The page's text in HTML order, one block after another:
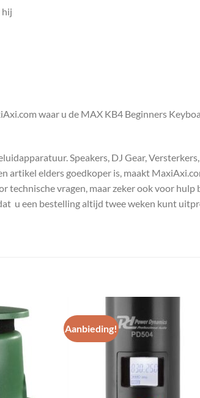
hij
waar u de MAX KB4 Beginners
Speakers, DJ Gear,
artikel elders goedkoper is, maakt
technische vragen, maar zeker ook voor
u een bestelling altijd twee weken kunt
Toevoegen
aan
wenslijst
Aanbieding!